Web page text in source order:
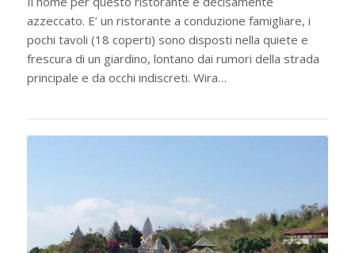
azzeccato. E’ un ristorante a conduzione famigliare, i
pochi tavoli (18 coperti) sono disposti nella quiete e
frescura di un giardino, lontano dai rumori della strada
principale e da occhi indiscreti. Wira…